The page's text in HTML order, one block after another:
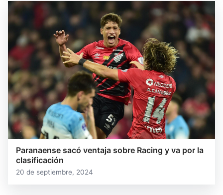
Paranaense sacó ventaja sobre Racing y va por la
clasificación
20 de septiembre, 2024